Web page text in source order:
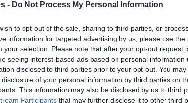
- Do Not Process My Personal Information
to opt-out of the sale, sharing to third parties, or
information for targeted advertising by us, please use the
your selection. Please note that after your opt-out request
seeing interest-based ads based on personal information
disclosed to third parties prior to your opt-out. You
of your personal information by third parties on
This information may also be disclosed by us to third
Participants that may further disclose it to other third
Bellingham en el mercado, este cuenta con un
nuevos contratos,
el cual podría tener encima propuestas para